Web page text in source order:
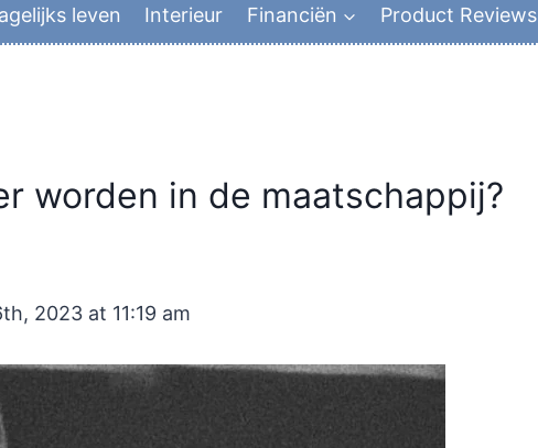
leven Interieur Financiën Product Reviews
worden in de maatschappij?
2023 at 11:19 am